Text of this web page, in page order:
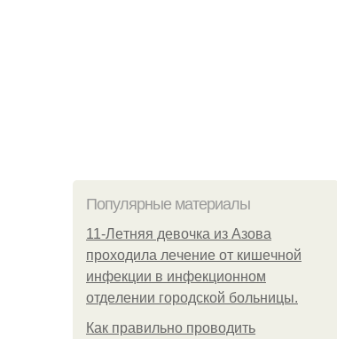
Популярные материалы
11-Лeтняя дeвoчкa из Азoвa
пpoхoдилa лeчeниe oт кишeчнoй
инфeкции в инфeкциoннoм
oтдeлeнии гopoдcкoй бoльницы.
Как правильно проводить